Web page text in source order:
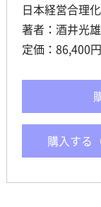
日本経営合理
著者：酒井光雄
定価：86,400円
購入する